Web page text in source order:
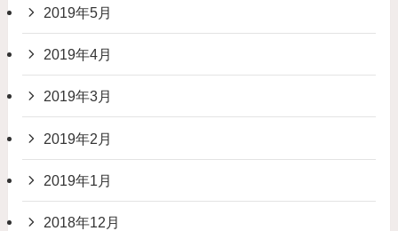
2019年5月
2019年4月
2019年3月
2019年2月
2019年1月
2018年12月